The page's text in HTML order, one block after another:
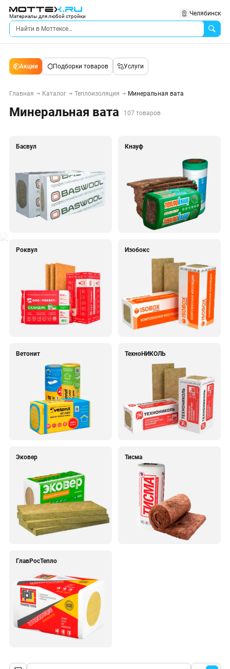
Материалы для любой стройки Челябинск
Акции Подборки товаров Услуги
Главная Каталог Теплоизоляция Минеральная вата
Минеральная вата 107 товаров
Басвул Кнауф
Роквул Изобокс
Ветонит ТехноНИКОЛЬ
Эковер Тисма
ГлавРосТепло